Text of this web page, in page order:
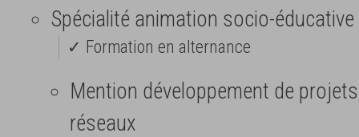
Spécialité animation socio-
✓ Formation en alternance
Mention développement de
réseaux